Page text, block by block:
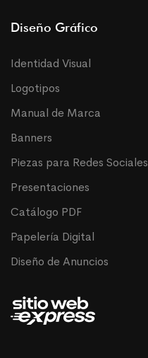
Diseño Gráfico
Identidad Visual
Logotipos
Manual de Marca
Banners
Piezas para Redes Sociales
Presentaciones
Catálogo PDF
Papelería Digital
Diseño de Anuncios